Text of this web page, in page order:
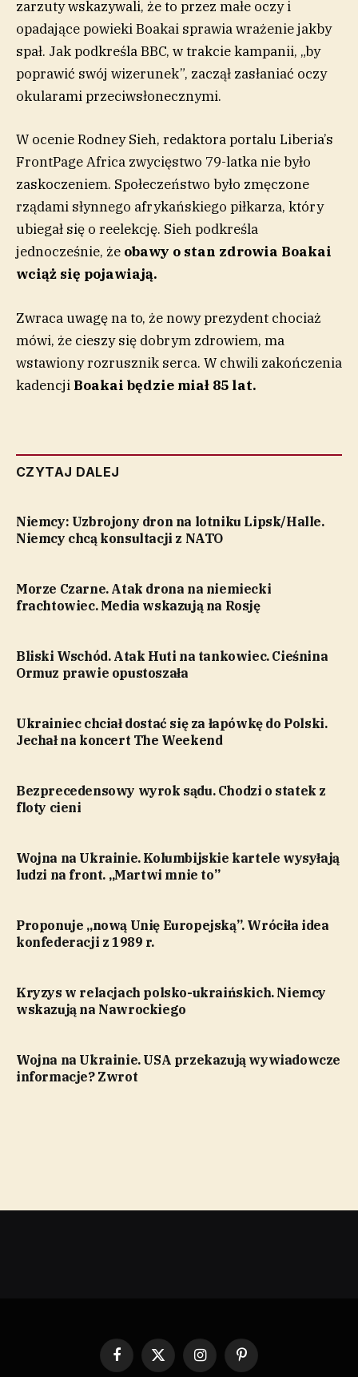
zarzuty wskazywali, że to przez małe oczy i
opadające powieki Boakai sprawia wrażenie jakby
spał. Jak podkreśla BBC, w trakcie kampanii, „by
poprawić swój wizerunek”, zaczął zasłaniać oczy
okularami przeciwsłonecznymi.
W ocenie Rodney Sieh, redaktora portalu Liberia’s
FrontPage Africa zwycięstwo 79-latka nie było
zaskoczeniem. Społeczeństwo było zmęczone
rządami słynnego afrykańskiego piłkarza, który
ubiegał się o reelekcję. Sieh podkreśla
jednocześnie, że obawy o stan zdrowia Boakai
wciąż się pojawiają.
Zwraca uwagę na to, że nowy prezydent chociaż
mówi, że cieszy się dobrym zdrowiem, ma
wstawiony rozrusznik serca. W chwili zakończenia
kadencji Boakai będzie miał 85 lat.
CZYTAJ DALEJ
Niemcy: Uzbrojony dron na lotniku Lipsk/Halle.
Niemcy chcą konsultacji z NATO
Morze Czarne. Atak drona na niemiecki
frachtowiec. Media wskazują na Rosję
Bliski Wschód. Atak Huti na tankowiec. Cieśnina
Ormuz prawie opustoszała
Ukrainiec chciał dostać się za łapówkę do Polski.
Jechał na koncert The Weekend
Bezprecedensowy wyrok sądu. Chodzi o statek z
floty cieni
Wojna na Ukrainie. Kolumbijskie kartele wysyłają
ludzi na front. „Martwi mnie to”
Proponuje „nową Unię Europejską”. Wróciła idea
konfederacji z 1989 r.
Kryzys w relacjach polsko-ukraińskich. Niemcy
wskazują na Nawrockiego
Wojna na Ukrainie. USA przekazują wywiadowcze
informacje? Zwrot
Facebook
X
InstagramPinterest